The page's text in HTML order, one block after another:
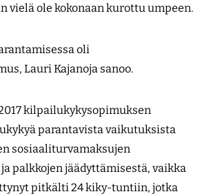
vielä ole kokonaan kurottu umpeen.
oli
Lauri Kajanoja sanoo.
kilpailukykysopimuksen
parantavista vaikutuksista
sosiaaliturvamaksujen
palkkojen jäädyttämisestä, vaikka
pitkälti 24 kiky-tuntiin, jotka